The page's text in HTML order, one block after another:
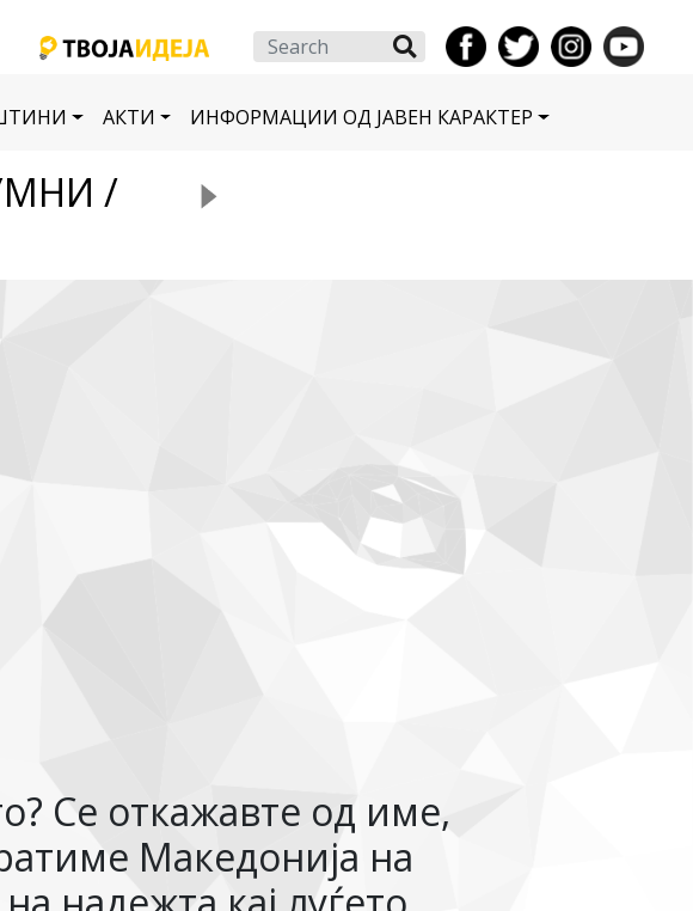
Search
АКТИ ИНФОРМАЦИИ ОД ЈАВЕН КАРАКТЕР
/
Се откажавте од име,
Македонија на